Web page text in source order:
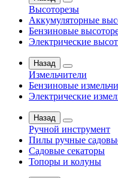
Высоторезы
Аккумуляторные
Бензиновые
Электрические
Назад
Измельчители
Бензиновые
Электрические
Назад
Ручной инструмент
Пилы ручные
Садовые секаторы
Топоры и колуны